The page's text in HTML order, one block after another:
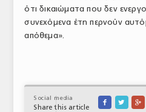
ότι δικαιώματα που δεν
συνεχόμενα έτη περνούν
απόθεμα».
Social media
Share this article
  